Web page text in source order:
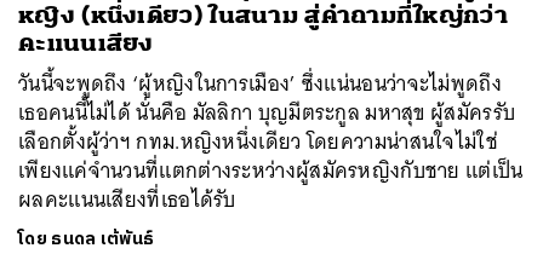
หญิง (หนึ่งเดียว) ในสนาม สู่คำถามที่ใหญ่กว่า
คะแนนเสียง
วันนี้จะพูดถึง ‘ผู้หญิงในการเมือง’ ซึ่งแน่นอนว่าจะไม่พูดถึง
เธอคนนี้ไม่ได้ นั่นคือ มัลลิกา บุญมีตระกูล มหาสุข ผู้สมัครรับ
เลือกตั้งผู้ว่าฯ กทม.หญิงหนึ่งเดียว โดยความน่าสนใจไม่ใช่
เพียงแค่จำนวนที่แตกต่างระหว่างผู้สมัครหญิงกับชาย แต่เป็น
ผลคะแนนเสียงที่เธอได้รับ
โดย ธนดล เต้พันธ์